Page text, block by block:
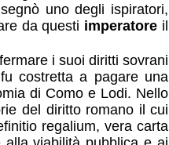
uno degli ispiratori,
da questi imperatore il
costretta a pagare una
di Como e Lodi. Nello
del diritto romano il cui
regalium, vera carta